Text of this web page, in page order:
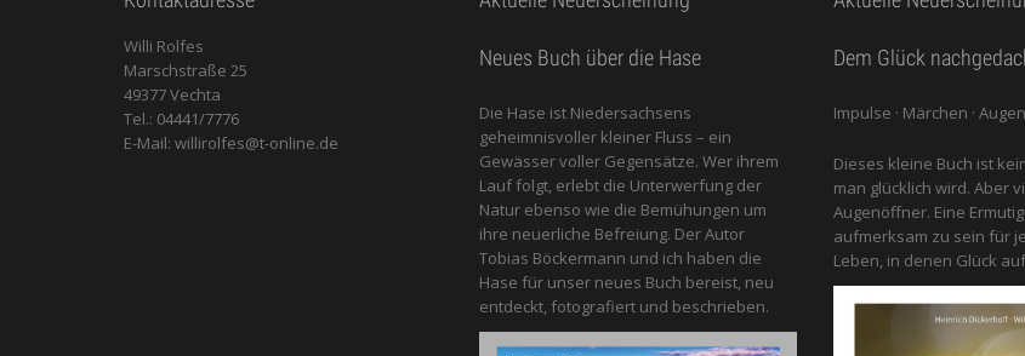
Willi Rolfes
Marschstraße 25
49377 Vechta
Tel.: 04441/7776
E-Mail: willirolfes@t-online.de
Neues Buch über die Hase
Die Hase ist Niedersachsens
geheimnisvoller kleiner Fluss – ein
Gewässer voller Gegensätze. Wer ihrem
Lauf folgt, erlebt die Unterwerfung der
Natur ebenso wie die Bemühungen um
ihre neuerliche Befreiung. Der Autor
Tobias Böckermann und ich haben die
Hase für unser neues Buch bereist, neu
entdeckt, fotografiert und beschrieben.
Dem Glück
Impulse · Märchen ·
Dieses kleine Buch ist
man glücklich wird. Aber
Augenöffner. Eine
aufmerksam zu sein für
Leben, in denen Glück